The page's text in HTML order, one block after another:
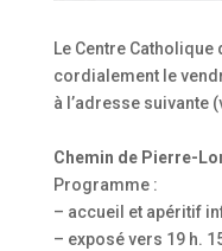
Le Centre Catholique
cordialement le
à l’adresse suivante
Chemin de Pierre-
Programme :
– accueil et apéritif
– exposé vers 19 h.